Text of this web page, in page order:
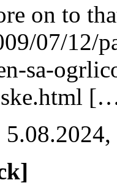
on to
07/12/
sa-